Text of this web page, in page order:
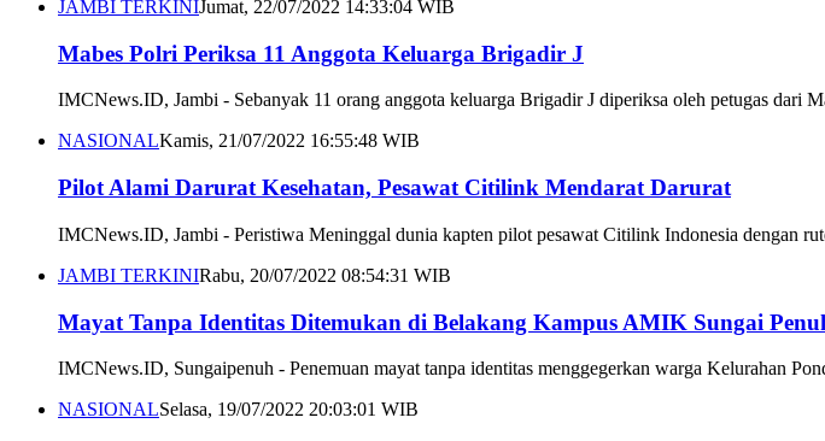
JAMBI TERKINIJumat, 22/07/2022 14:33:04 WIB
Mabes Polri Periksa 11 Anggota Keluarga Brigadir J
IMCNews.ID, Jambi - Sebanyak 11 orang anggota keluarga Brigadir J diperiksa oleh petugas dari
NASIONALKamis, 21/07/2022 16:55:48 WIB
Pilot Alami Darurat Kesehatan, Pesawat Citilink Mendarat Darurat
IMCNews.ID, Jambi - Peristiwa Meninggal dunia kapten pilot pesawat Citilink Indonesia dengan
JAMBI TERKINIRabu, 20/07/2022 08:54:31 WIB
Mayat Tanpa Identitas Ditemukan di Belakang Kampus AMIK Sungai
IMCNews.ID, Sungaipenuh - Penemuan mayat tanpa identitas menggegerkan warga Kelurahan
NASIONALSelasa, 19/07/2022 20:03:01 WIB